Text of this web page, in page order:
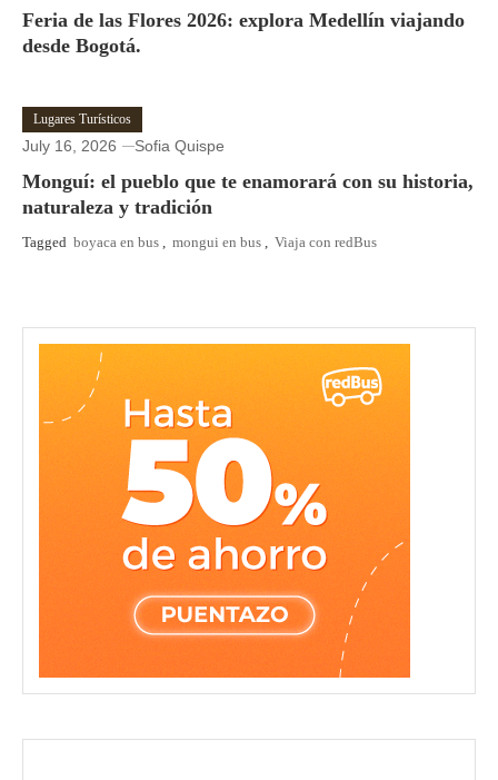
Feria de las Flores 2026: explora Medellín viajando
desde Bogotá.
Lugares Turísticos
July 16, 2026 Sofia Quispe
Monguí: el pueblo que te enamorará con su historia,
naturaleza y tradición
Tagged boyaca en bus , mongui en bus , Viaja con redBus